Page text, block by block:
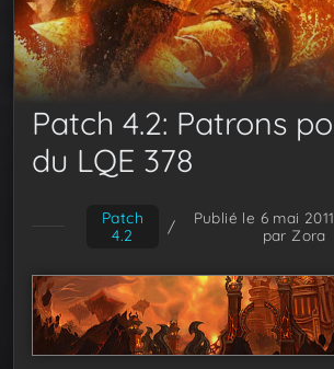
Patch 4.2: Patrons
du LQE 378
Patch
4.2
/
Publié le 6 mai
par Zora